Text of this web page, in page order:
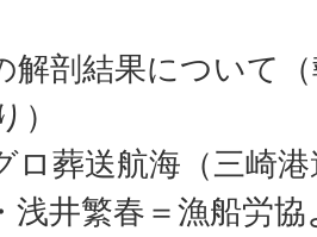
解剖結果について
）
ロ葬送航海（三崎
浅井繁春＝漁船労